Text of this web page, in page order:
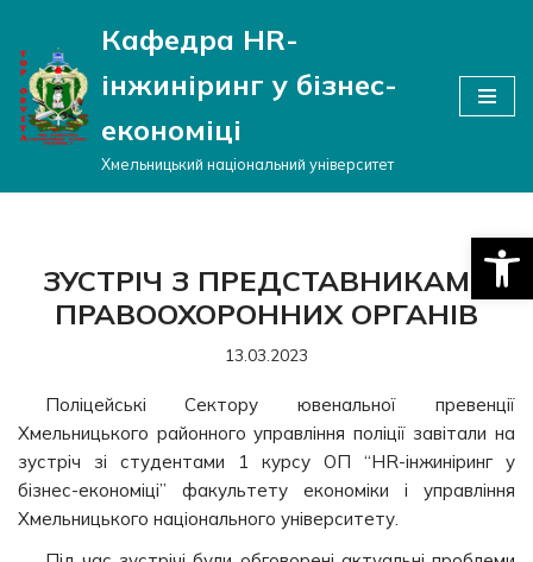
Перейти
до
вмісту
Кафедра HR-
інжиніринг у бізнес-
економіці
Хмельницький національний університет
ЗУСТРІЧ З ПРЕДСТАВНИКАМИ
ПРАВООХОРОННИХ ОРГАНІВ
13.03.2023
Поліцейські Сектору ювенальної превенції
Хмельницького районного управління поліції завітали на
зустріч зі студентами 1 курсу ОП “HR-інжиніринг у
бізнес-економіці” факультету економіки і управління
Хмельницького національного університету.